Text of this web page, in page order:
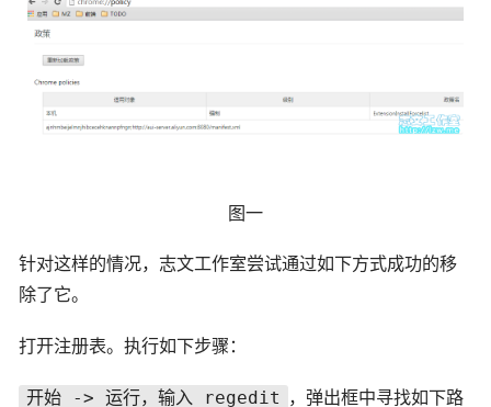
图一
针对这样的情况，志文工作室尝试通过如下方式成功的移
除了它。
打开注册表。执行如下步骤：
开始 -> 运行，输入 regedit ，弹出框中寻找如下路